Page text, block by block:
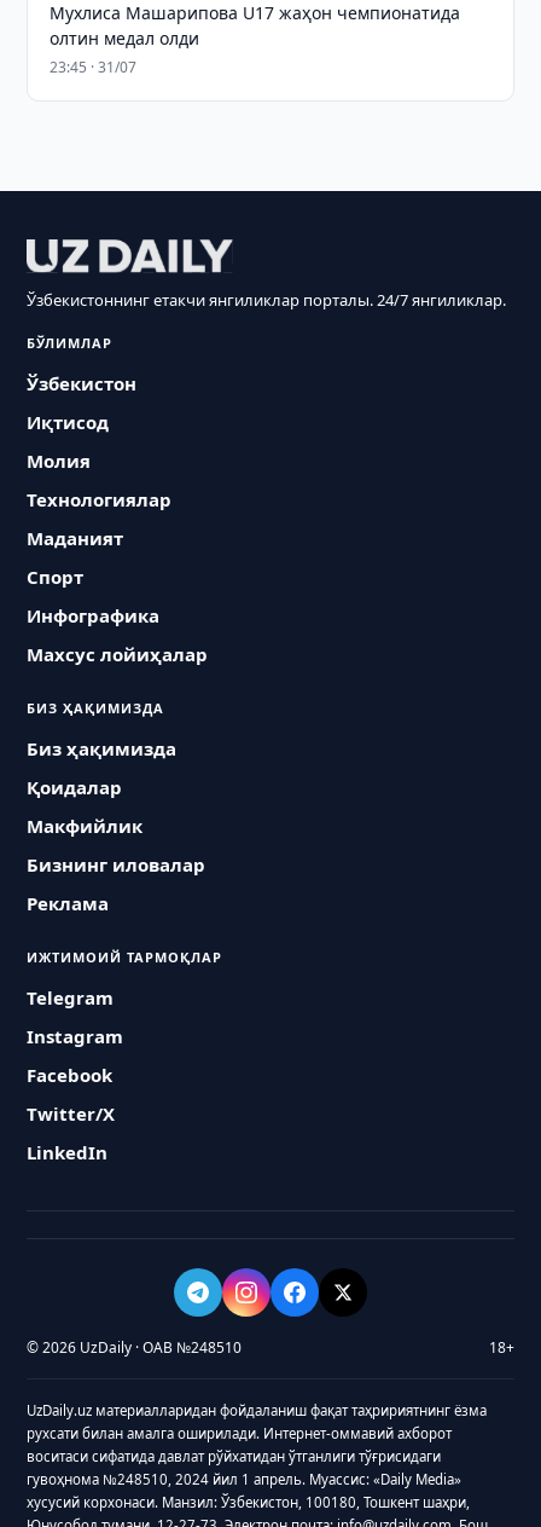
Мухлиса Машарипова U17 жаҳон чемпионатида
олтин медал олди
23:45 · 31/07
Ўзбекистоннинг етакчи янгиликлар порталы. 24/7 янгиликлар.
БЎЛИМЛАР
Ўзбекистон
Иқтисод
Молия
Технологиялар
Маданият
Спорт
Инфографика
Махсус лойиҳалар
БИЗ ҲАҚИМИЗДА
Биз ҳақимизда
Қоидалар
Макфийлик
Бизнинг иловалар
Реклама
ИЖТИМОИЙ ТАРМОҚЛАР
Telegram
Instagram
Facebook
Twitter/X
LinkedIn
© 2026 UzDaily · ОАВ №248510 18+
UzDaily.uz материалларидан фойдаланиш фақат таҳририятнинг ёзма
рухсати билан амалга оширилади. Интернет-оммавий ахборот
воситаси сифатида давлат рўйхатидан ўтганлиги тўғрисидаги
гувоҳнома №248510, 2024 йил 1 апрель. Муассис: «Daily Media»
хусусий корхонаси. Манзил: Ўзбекистон, 100180, Тошкент шаҳри,